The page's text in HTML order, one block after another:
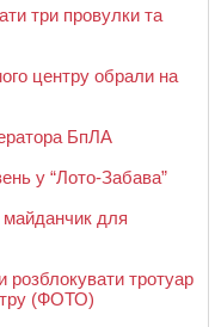
три провулки та
центру обрали на
БпЛА
у “Лото-Забава”
для
розблокувати тротуар
(ФОТО)